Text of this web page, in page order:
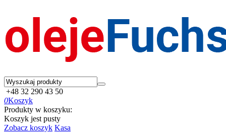
+48 32 290 43 50
0Koszyk
Produkty w koszyku:
Koszyk jest pusty
Zobacz koszyk Kasa